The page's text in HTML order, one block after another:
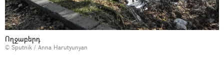
Ողջաբերդ
© Sputnik / Anna Harutyunyan